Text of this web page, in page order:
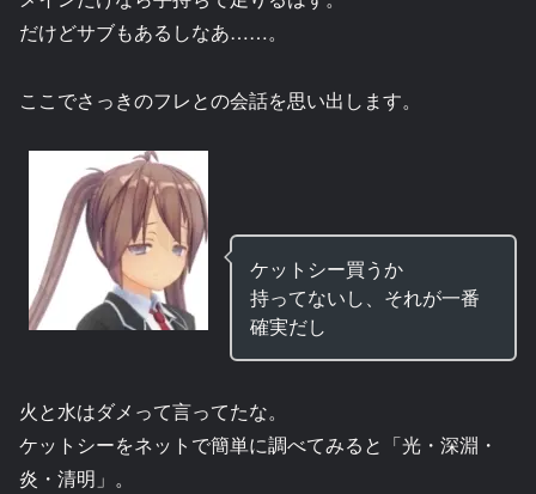
だけどサブもあるしなあ……。
ここでさっきのフレとの会話を思い出します。
ケットシー買うか
持ってないし、それが一番
確実だし
火と水はダメって言ってたな。
ケットシーをネットで簡単に調べてみると「光・深淵・
炎・清明」。